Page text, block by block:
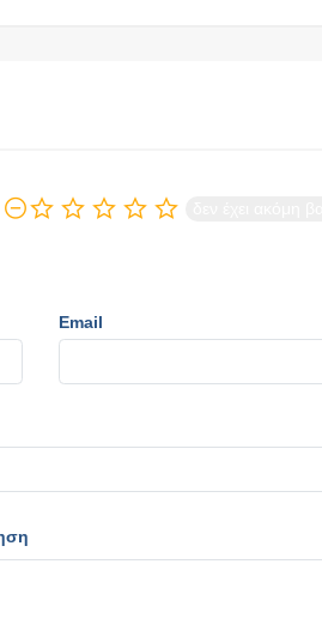
Email